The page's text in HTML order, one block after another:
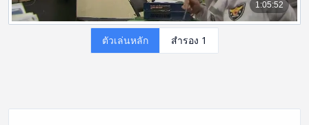
ตัวเล่นหลัก สำรอง 1